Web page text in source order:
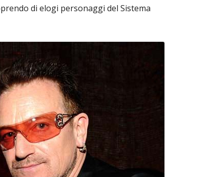
di elogi personaggi del Sistema